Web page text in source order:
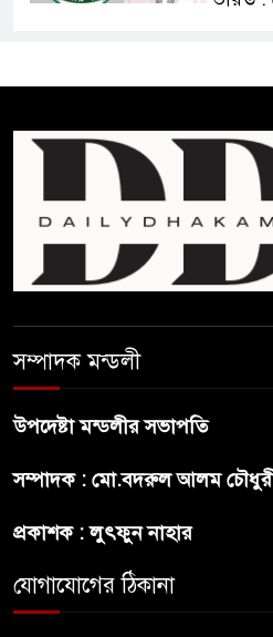
হাওর
সরকার
সম্পাদক মন্ডলী
উপদেষ্টা মন্ডলীর সভাপতি
সম্পাদক : মো.বদরুল আলম
প্রকাশক : লুৎফুন নাহার
যোগাযোগের ঠিকানা